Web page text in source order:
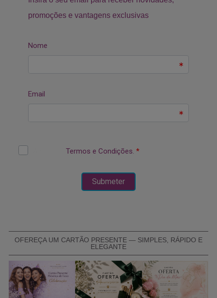
OFEREÇA UM CARTÃO PRESENTE — SIMPLES, RÁPIDO E
ELEGANTE